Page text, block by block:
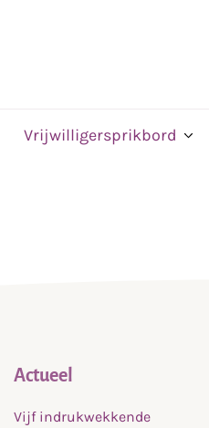
Vrijwilligersprikbord
Actueel
Vijf indrukwekkende